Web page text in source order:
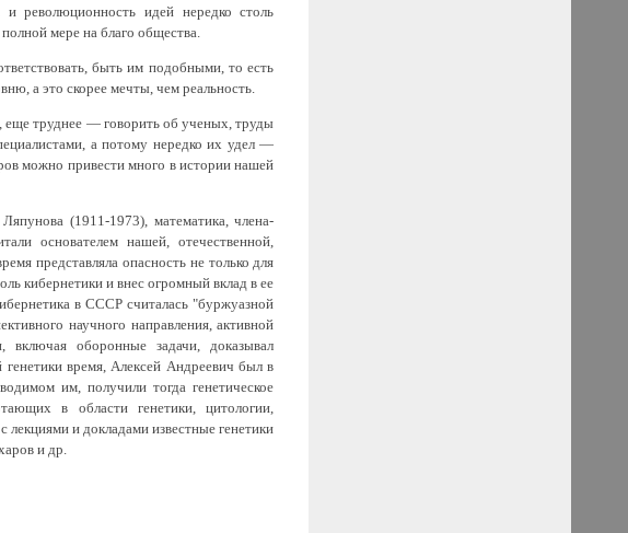
революционность идей нередко столь
мере на благо общества.
быть им подобными, то есть
а это скорее мечты, чем реальность.
еще труднее — говорить об ученых, труды
а потому нередко их удел —
можно привести много в истории нашей
(1911-1973), математика, члена-
основателем нашей, отечественной,
представляла опасность не только для
кибернетики и внес огромный вклад в ее
в СССР считалась "буржуазной
научного направления, активной
оборонные задачи, доказывал
генетики время, Алексей Андреевич был в
им, получили тогда генетическое
в области генетики, цитологии,
и докладами известные генетики
и др.